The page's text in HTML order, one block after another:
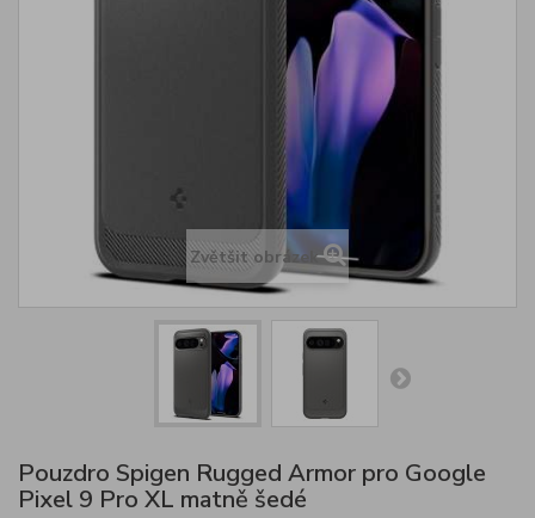
Zvětšit obrázek
Pouzdro Spigen Rugged Armor pro Google
Pixel 9 Pro XL matně šedé